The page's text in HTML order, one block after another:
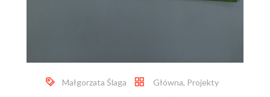
Małgorzata Ślaga Główna, Projekty